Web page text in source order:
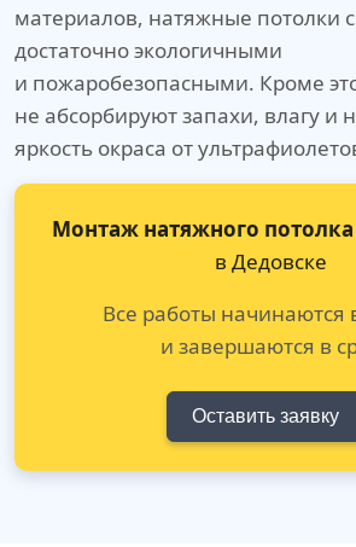
материалов, натяжные потолки
достаточно экологичными
и пожаробезопасными. Кроме
не абсорбируют запахи, влагу и
яркость окраса от
Монтаж натяжного потолка
в Дедовске
Все работы начинаются
и завершаются в
Оставить заявку